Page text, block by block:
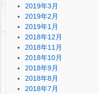
2019年3月
2019年2月
2019年1月
2018年12月
2018年11月
2018年10月
2018年9月
2018年8月
2018年7月